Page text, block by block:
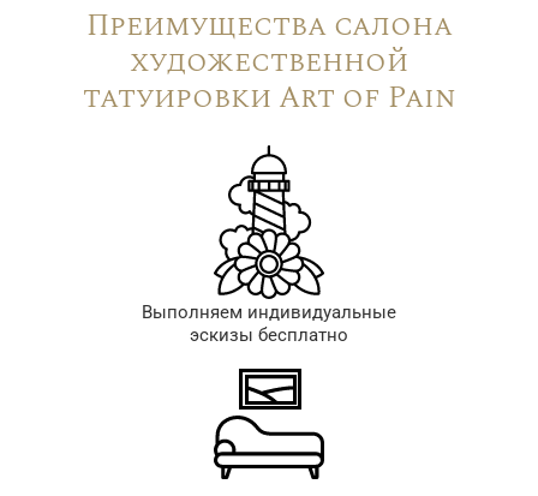
Преимущества салона
художественной
татуировки Art of Pain
Выполняем индивидуальные
эскизы бесплатно